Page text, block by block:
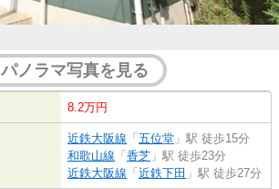
パノラマ写真を見る
8.2万円
近鉄大阪線 「 五位堂 」駅 徒歩15分
和歌山線 「 香芝 」駅 徒歩23分
近鉄大阪線 「 近鉄下田 」駅 徒歩27分